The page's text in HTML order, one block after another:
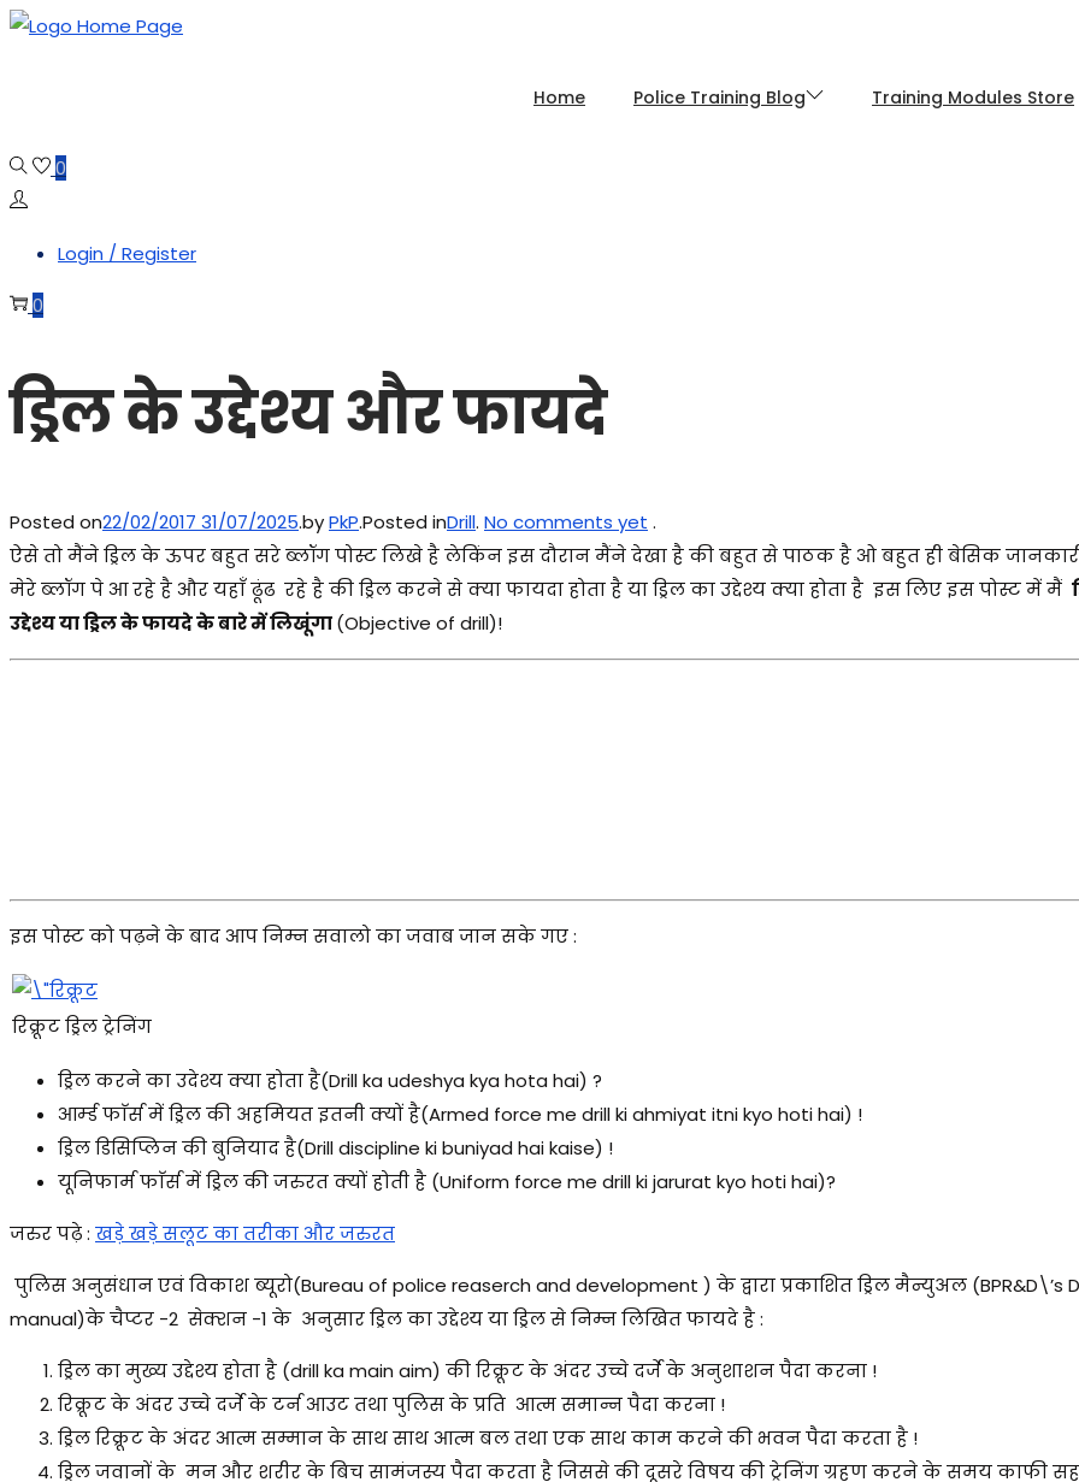
Skip
Skip
Home Police Training Blog Training Modules Store
0
Login / Register
0
ड्रिल के उद्देश्य और फायदे
Posted on22/02/2017 31/07/2025.byPkP.Posted inDrill. No comments yet .
ऐसे तो मैंने ड्रिल के ऊपर बहुत सरे ब्लॉग पोस्ट लिखे है लेकिंन इस दौरान मैंने देखा है की बहुत से पाठक है ओ बहुत ही बेसिक
मेरे ब्लॉग पे आ रहे है और यहाँ ढूंढ रहे है की ड्रिल करने से क्या फायदा होता है या ड्रिल का उद्देश्य क्या होता है इस लिए इस पोस्ट में मैं
उद्देश्य या ड्रिल के फायदे के बारे में लिखूंगा(Objective of drill)!
इस पोस्ट को पढ़ने के बाद आप निम्न सवालो का जवाब जान सके गए :
रिक्रूट ड्रिल ट्रेनिंग
ड्रिल करने का उदेश्य क्या होता है(Drill ka udeshya kya hota hai) ?
आर्म्ड फाॅर्स में ड्रिल की अहमियत इतनी क्यों है(Armed force me drill ki ahmiyat itni kyo hoti hai) !
ड्रिल डिसिप्लिन की बुनियाद है(Drill discipline ki buniyad hai kaise) !
यूनिफार्म फाॅर्स में ड्रिल की जरुरत क्यों होती है (Uniform force me drill ki jarurat kyo hoti hai)?
जरुर पढ़े : खड़े खड़े सलूट का तरीका और जरुरत
पुलिस अनुसंधान एवं विकाश ब्यूरो(Bureau of police reaserch and development ) के द्वारा प्रकाशित ड्रिल मैन्युअल (BPR&D\’s
manual)के चैप्टर -2 सेक्शन -1 के अनुसार ड्रिल का उद्देश्य या ड्रिल से निम्न लिखित फायदे है :
ड्रिल का मुख्य उद्देश्य होता है (drill ka main aim) की रिक्रूट के अंदर उच्चे दर्जे के अनुशाशन पैदा करना !
रिक्रूट के अंदर उच्चे दर्जे के टर्न आउट तथा पुलिस के प्रति आत्म समान्न पैदा करना !
ड्रिल रिक्रूट के अंदर आत्म सम्मान के साथ साथ आत्म बल तथा एक साथ काम करने की भवन पैदा करता है !
ड्रिल जवानों के मन और शरीर के बिच सामंजस्य पैदा करता है जिससे की दूसरे विषय की ट्रेनिंग ग्रहण करने के समय काफी